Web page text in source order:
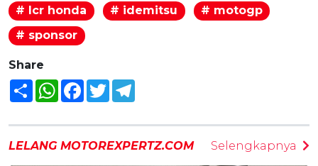
# lcr honda
# idemitsu
# motogp
# sponsor
Share
Share WhatsAppFacebook
Twitter
LELANG MOTOREXPERTZ.COM Selengkapnya